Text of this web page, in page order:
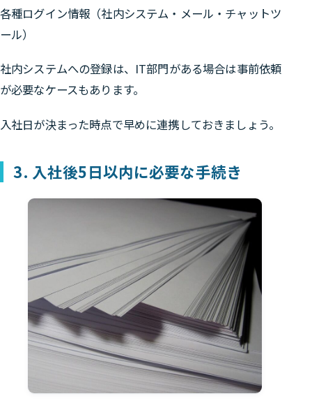
各種ログイン情報（社内システム・メール・チャットツ
ール）
社内システムへの登録は、IT部門がある場合は事前依頼
が必要なケースもあります。
入社日が決まった時点で早めに連携しておきましょう。
3. 入社後5日以内に必要な手続き